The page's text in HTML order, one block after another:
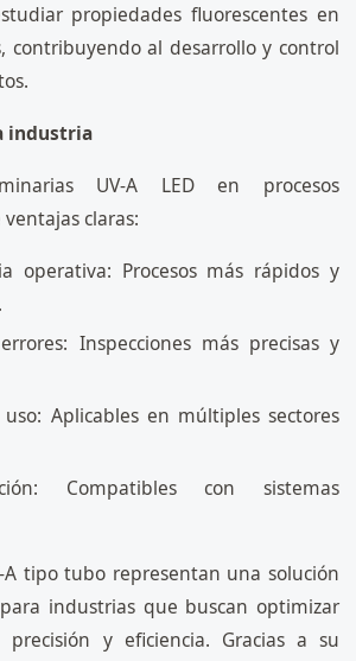
propiedades fluorescentes en
contribuyendo al desarrollo y control
industria
UV-A LED en procesos
claras:
operativa: Procesos más rápidos y
Inspecciones más precisas y
Aplicables en múltiples sectores
Compatibles con sistemas
A tipo tubo representan una solución
industrias que buscan optimizar
precisión y eficiencia. Gracias a su